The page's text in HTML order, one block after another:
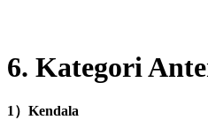
6. Kategori
1 ） Kendala